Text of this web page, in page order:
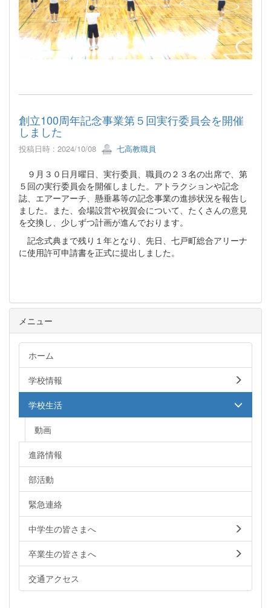
創立100周年記念事業第５回実行委員会を開催
しました
投稿日時 : 2024/10/08 七高教職員
９月３０日月曜日、実行委員、職員の２３名の出席で、第
５回の実行委員会を開催しました。アトラクションや記念
誌、エアーアーチ、懸垂幕等の記念事業の進捗状況を報告し
ました。また、会場設営や祝賀会について、たくさんの意見
を交換し、少しずつ計画が進んでおります。
記念式典まで残り１年となり、先日、七戸町総合アリーナ
に使用許可申請書を正式に提出しました。
メニュー
ホーム
学校情報
学校生活
動画
進路情報
部活動
緊急連絡
中学生の皆さまへ
卒業生の皆さまへ
交通アクセス